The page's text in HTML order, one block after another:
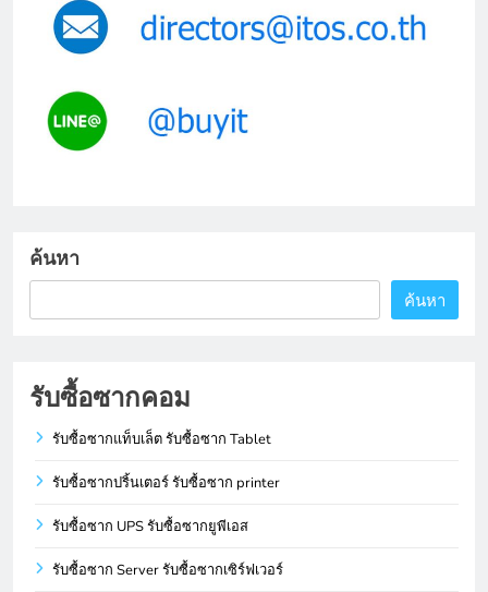
ค้นหา
ค้นหา
รับซื้อซากคอม
รับซื้อซากแท็บเล็ต รับซื้อซาก Tablet
รับซื้อซากปริ้นเตอร์ รับซื้อซาก printer
รับซื้อซาก UPS รับซื้อซากยูพีเอส
รับซื้อซาก Server รับซื้อซากเซิร์ฟเวอร์